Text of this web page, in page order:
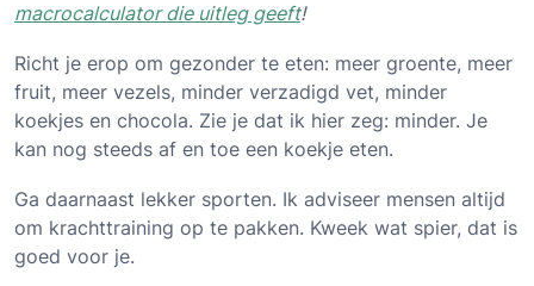
macrocalculator die uitleg geeft!
Richt je erop om gezonder te eten: meer groente, meer
fruit, meer vezels, minder verzadigd vet, minder
koekjes en chocola. Zie je dat ik hier zeg: minder. Je
kan nog steeds af en toe een koekje eten.
Ga daarnaast lekker sporten. Ik adviseer mensen altijd
om krachttraining op te pakken. Kweek wat spier, dat is
goed voor je.